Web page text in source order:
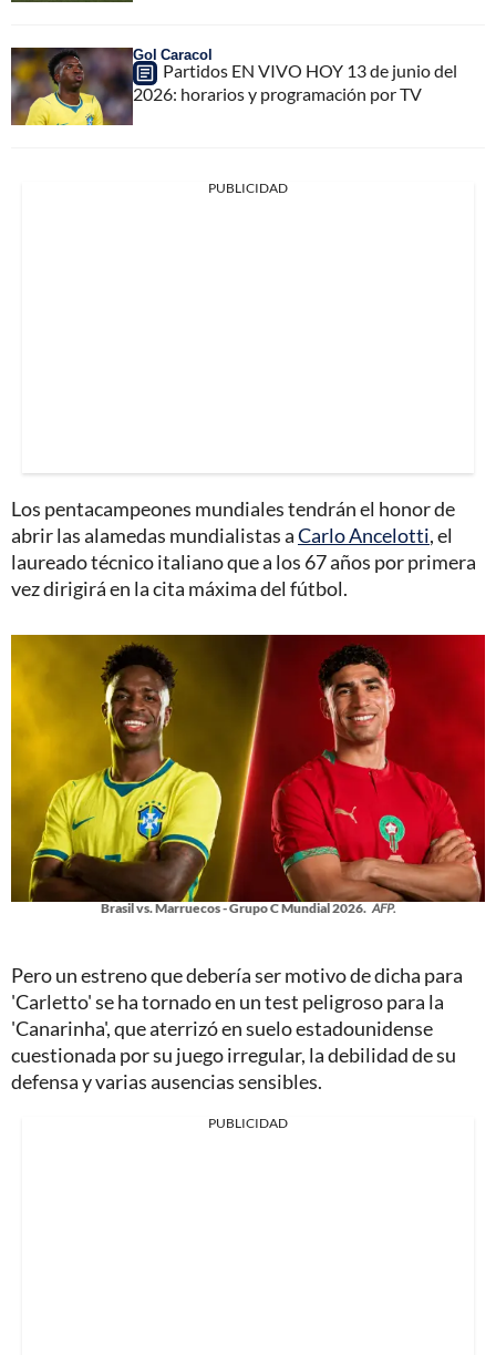
Gol Caracol
Partidos EN VIVO HOY 13 de junio del
2026: horarios y programación por TV
PUBLICIDAD
Los pentacampeones mundiales tendrán el honor de
abrir las alamedas mundialistas aCarlo Ancelotti, el
laureado técnico italiano que a los 67 años por primera
vez dirigirá en la cita máxima del fútbol.
Brasil vs. Marruecos - Grupo C Mundial 2026. AFP.
Pero un estreno que debería ser motivo de dicha para
'Carletto' se ha tornado en un test peligroso para la
'Canarinha', que aterrizó en suelo estadounidense
cuestionada por su juego irregular, la debilidad de su
defensa y varias ausencias sensibles.
PUBLICIDAD